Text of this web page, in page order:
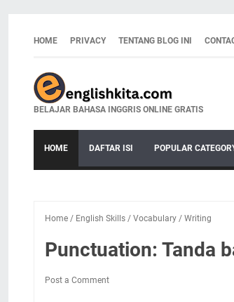
HOME PRIVACY TENTANG BLOG INI
BELAJAR BAHASA INGGRIS ONLINE GRATIS
HOME DAFTAR ISI POPULAR
Home / English Skills / Vocabulary / Writing
Punctuation: Tanda
Post a Comment